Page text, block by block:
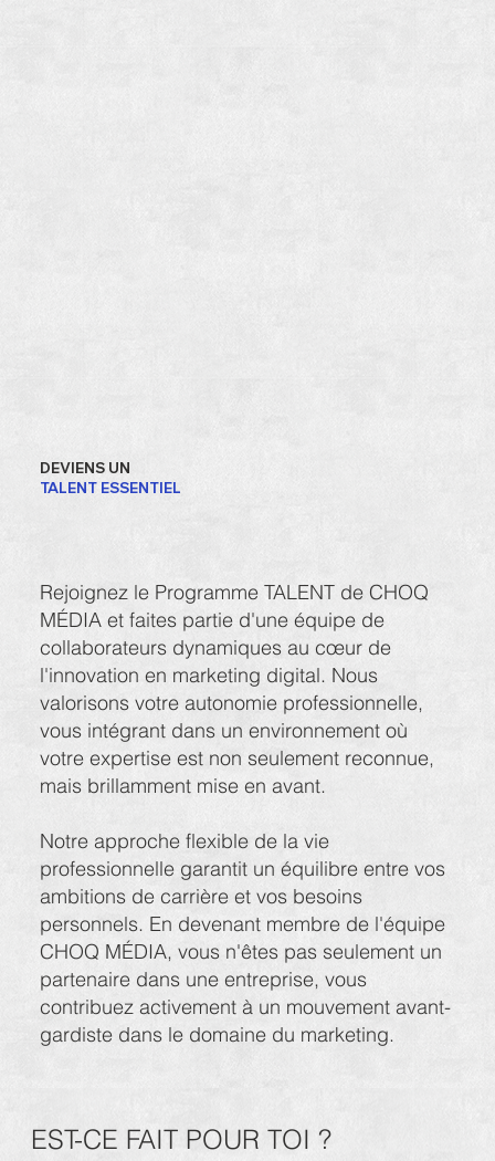
DEVIENS UN
TALENT ESSENTIEL
Rejoignez le Programme TALENT de CHOQ
MÉDIA et faites partie d'une équipe de
collaborateurs dynamiques au cœur de
l'innovation en marketing digital. Nous
valorisons votre autonomie professionnelle,
vous intégrant dans un environnement où
votre expertise est non seulement reconnue,
mais brillamment mise en avant.
Notre approche flexible de la vie
professionnelle garantit un équilibre entre vos
ambitions de carrière et vos besoins
personnels. En devenant membre de l'équipe
CHOQ MÉDIA, vous n'êtes pas seulement un
partenaire dans une entreprise, vous
contribuez activement à un mouvement avant-
gardiste dans le domaine du marketing.
EST-CE FAIT POUR TOI ?